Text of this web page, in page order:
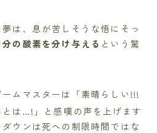
は、息が苦しそうな悟にそっ
の酸素を分け与える という驚
ムマスターは「素晴らしい!!!
は…!」と感嘆の声を上げます
ウンは死への制限時間ではな